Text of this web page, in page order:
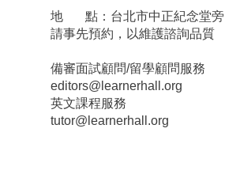
地 點：台北市中正紀念堂旁
請事先預約，以維護諮詢品質
備審面試顧問/留學顧問服務
editors@learnerhall.org
英文課程服務
tutor@learnerhall.org